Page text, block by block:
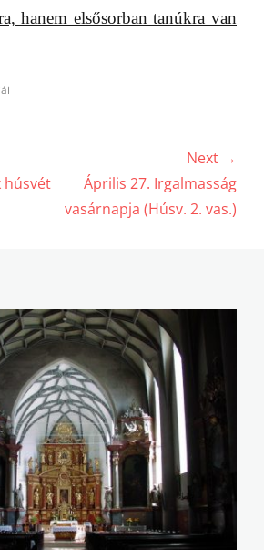
hanem elsősorban tanúkra van
húsvét
Next →
Next
post:
Április 27. Irgalmasság
vasárnapja (Húsv. 2. vas.)